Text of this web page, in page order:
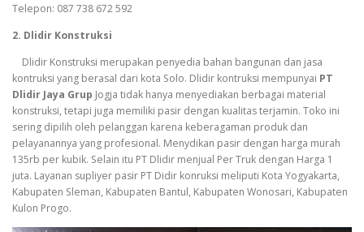
Telepon: 087 738 672 592
2. Dlidir Konstruksi
Dlidir Konstruksi merupakan penyedia bahan bangunan dan jasa
kontruksi yang berasal dari kota Solo. Dlidir kontruksi mempunyai PT
Dlidir Jaya Grup Jogja tidak hanya menyediakan berbagai material
konstruksi, tetapi juga memiliki pasir dengan kualitas terjamin. Toko ini
sering dipilih oleh pelanggan karena keberagaman produk dan
pelayanannya yang profesional. Menydikan pasir dengan harga murah
135rb per kubik. Selain itu PT Dlidir menjual Per Truk dengan Harga 1
juta. Layanan supliyer pasir PT Didir konruksi meliputi Kota Yogyakarta,
Kabupaten Sleman, Kabupaten Bantul, Kabupaten Wonosari, Kabupaten
Kulon Progo.